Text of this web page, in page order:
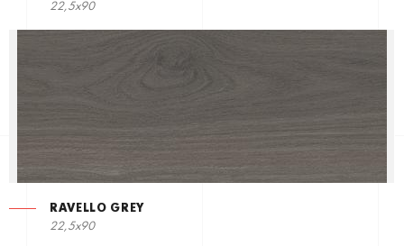
22,5х90
RAVELLO GREY
22,5х90